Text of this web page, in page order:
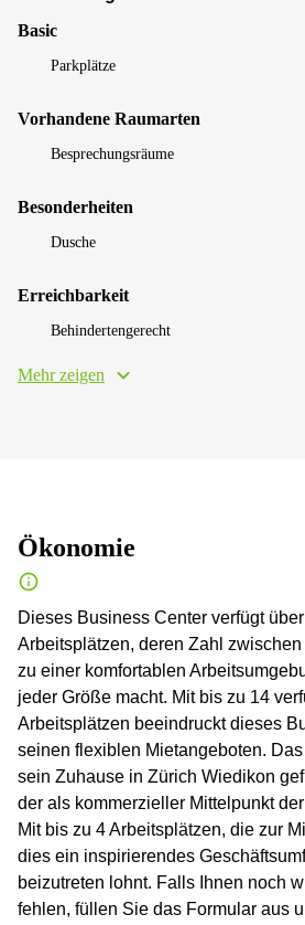
Basic
Parkplätze
Vorhandene Raumarten
Besprechungsräume
Besonderheiten
Dusche
Erreichbarkeit
Behindertengerecht
Mehr zeigen
Ökonomie
Dieses Business Center verfügt
Arbeitsplätzen, deren Zahl
zu einer komfortablen
jeder Größe macht. Mit bis zu 14
Arbeitsplätzen beeindruckt dieses
seinen flexiblen Mietangeboten.
sein Zuhause in Zürich Wiedikon
der als kommerzieller Mittelpunkt
Mit bis zu 4 Arbeitsplätzen, die zur
dies ein inspirierendes
beizutreten lohnt. Falls Ihnen noch
fehlen, füllen Sie das Formular aus